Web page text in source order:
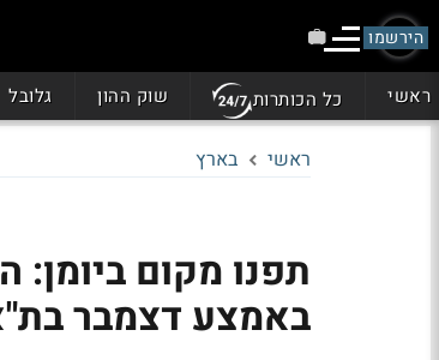
הירשמו
ראשי כל הכותרות שוק ההון גלובל
ראשי בארץ
תפנו מקום ביומן:
באמצע דצמבר